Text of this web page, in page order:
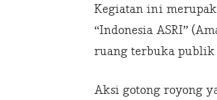
Kegiatan ini
“Indonesia ASRI”
ruang terbuka publik
Aksi gotong royong